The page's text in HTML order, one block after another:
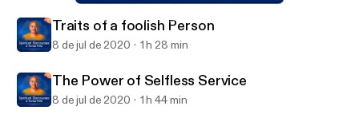
Spiritual Discourses by Gauranga Prabhu
Traits of a foolish Person
8 de jul de 2020 1 h 28 min
The Power of Selfless Service
8 de jul de 2020 1 h 44 min